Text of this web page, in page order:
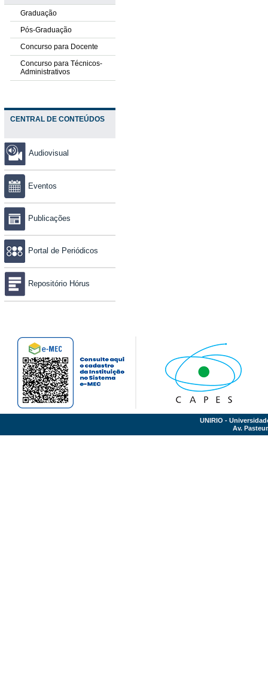
Graduação
Pós-Graduação
Concurso para Docente
Concurso para Técnicos-
Administrativos
CENTRAL DE CONTEÚDOS
Audiovisual
Eventos
Publicações
Portal de Periódicos
Repositório Hórus
UNIRIO -
Av.